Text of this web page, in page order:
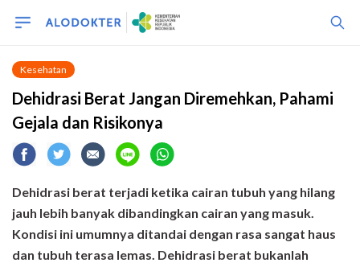
Kesehatan
Dehidrasi Berat Jangan Diremehkan, Pahami
Gejala dan Risikonya
Dehidrasi berat terjadi ketika cairan tubuh yang hilang
jauh lebih banyak dibandingkan cairan yang masuk.
Kondisi ini umumnya ditandai dengan rasa sangat haus
dan tubuh terasa lemas. Dehidrasi berat bukanlah